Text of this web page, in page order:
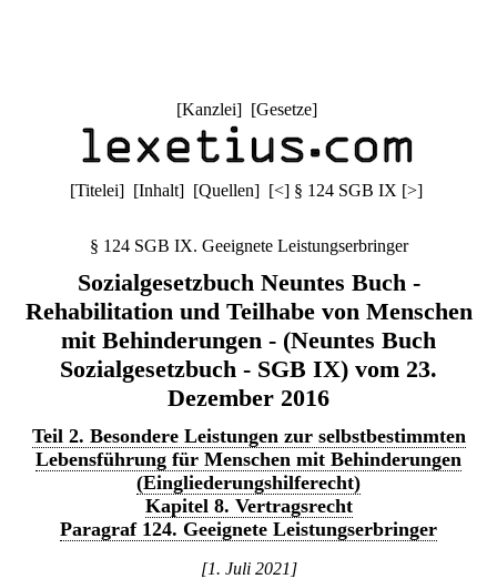
[Kanzlei] [Gesetze]
[Titelei] [Inhalt] [Quellen] [<] § 124 SGB IX [>]
§ 124 SGB IX. Geeignete Leistungserbringer
Sozialgesetzbuch Neuntes Buch -
Rehabilitation und Teilhabe von Menschen
mit Behinderungen - (Neuntes Buch
Sozialgesetzbuch - SGB IX) vom 23.
Dezember 2016
Teil 2. Besondere Leistungen zur selbstbestimmten
Lebensführung für Menschen mit Behinderungen
(Eingliederungshilferecht)
Kapitel 8. Vertragsrecht
Paragraf 124. Geeignete Leistungserbringer
[1. Juli 2021]